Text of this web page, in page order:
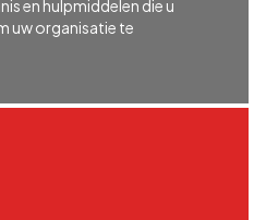
en hulpmiddelen die u
uw organisatie te